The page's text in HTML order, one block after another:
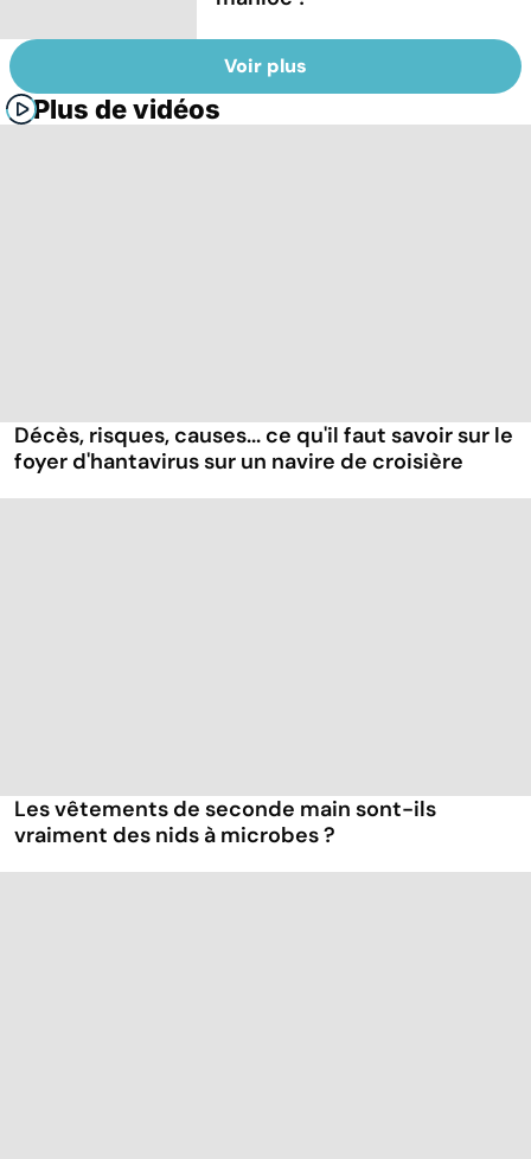
Voir plus
Plus de vidéos
Décès, risques, causes... ce qu'il faut savoir sur le
foyer d'hantavirus sur un navire de croisière
Les vêtements de seconde main sont-ils
vraiment des nids à microbes ?